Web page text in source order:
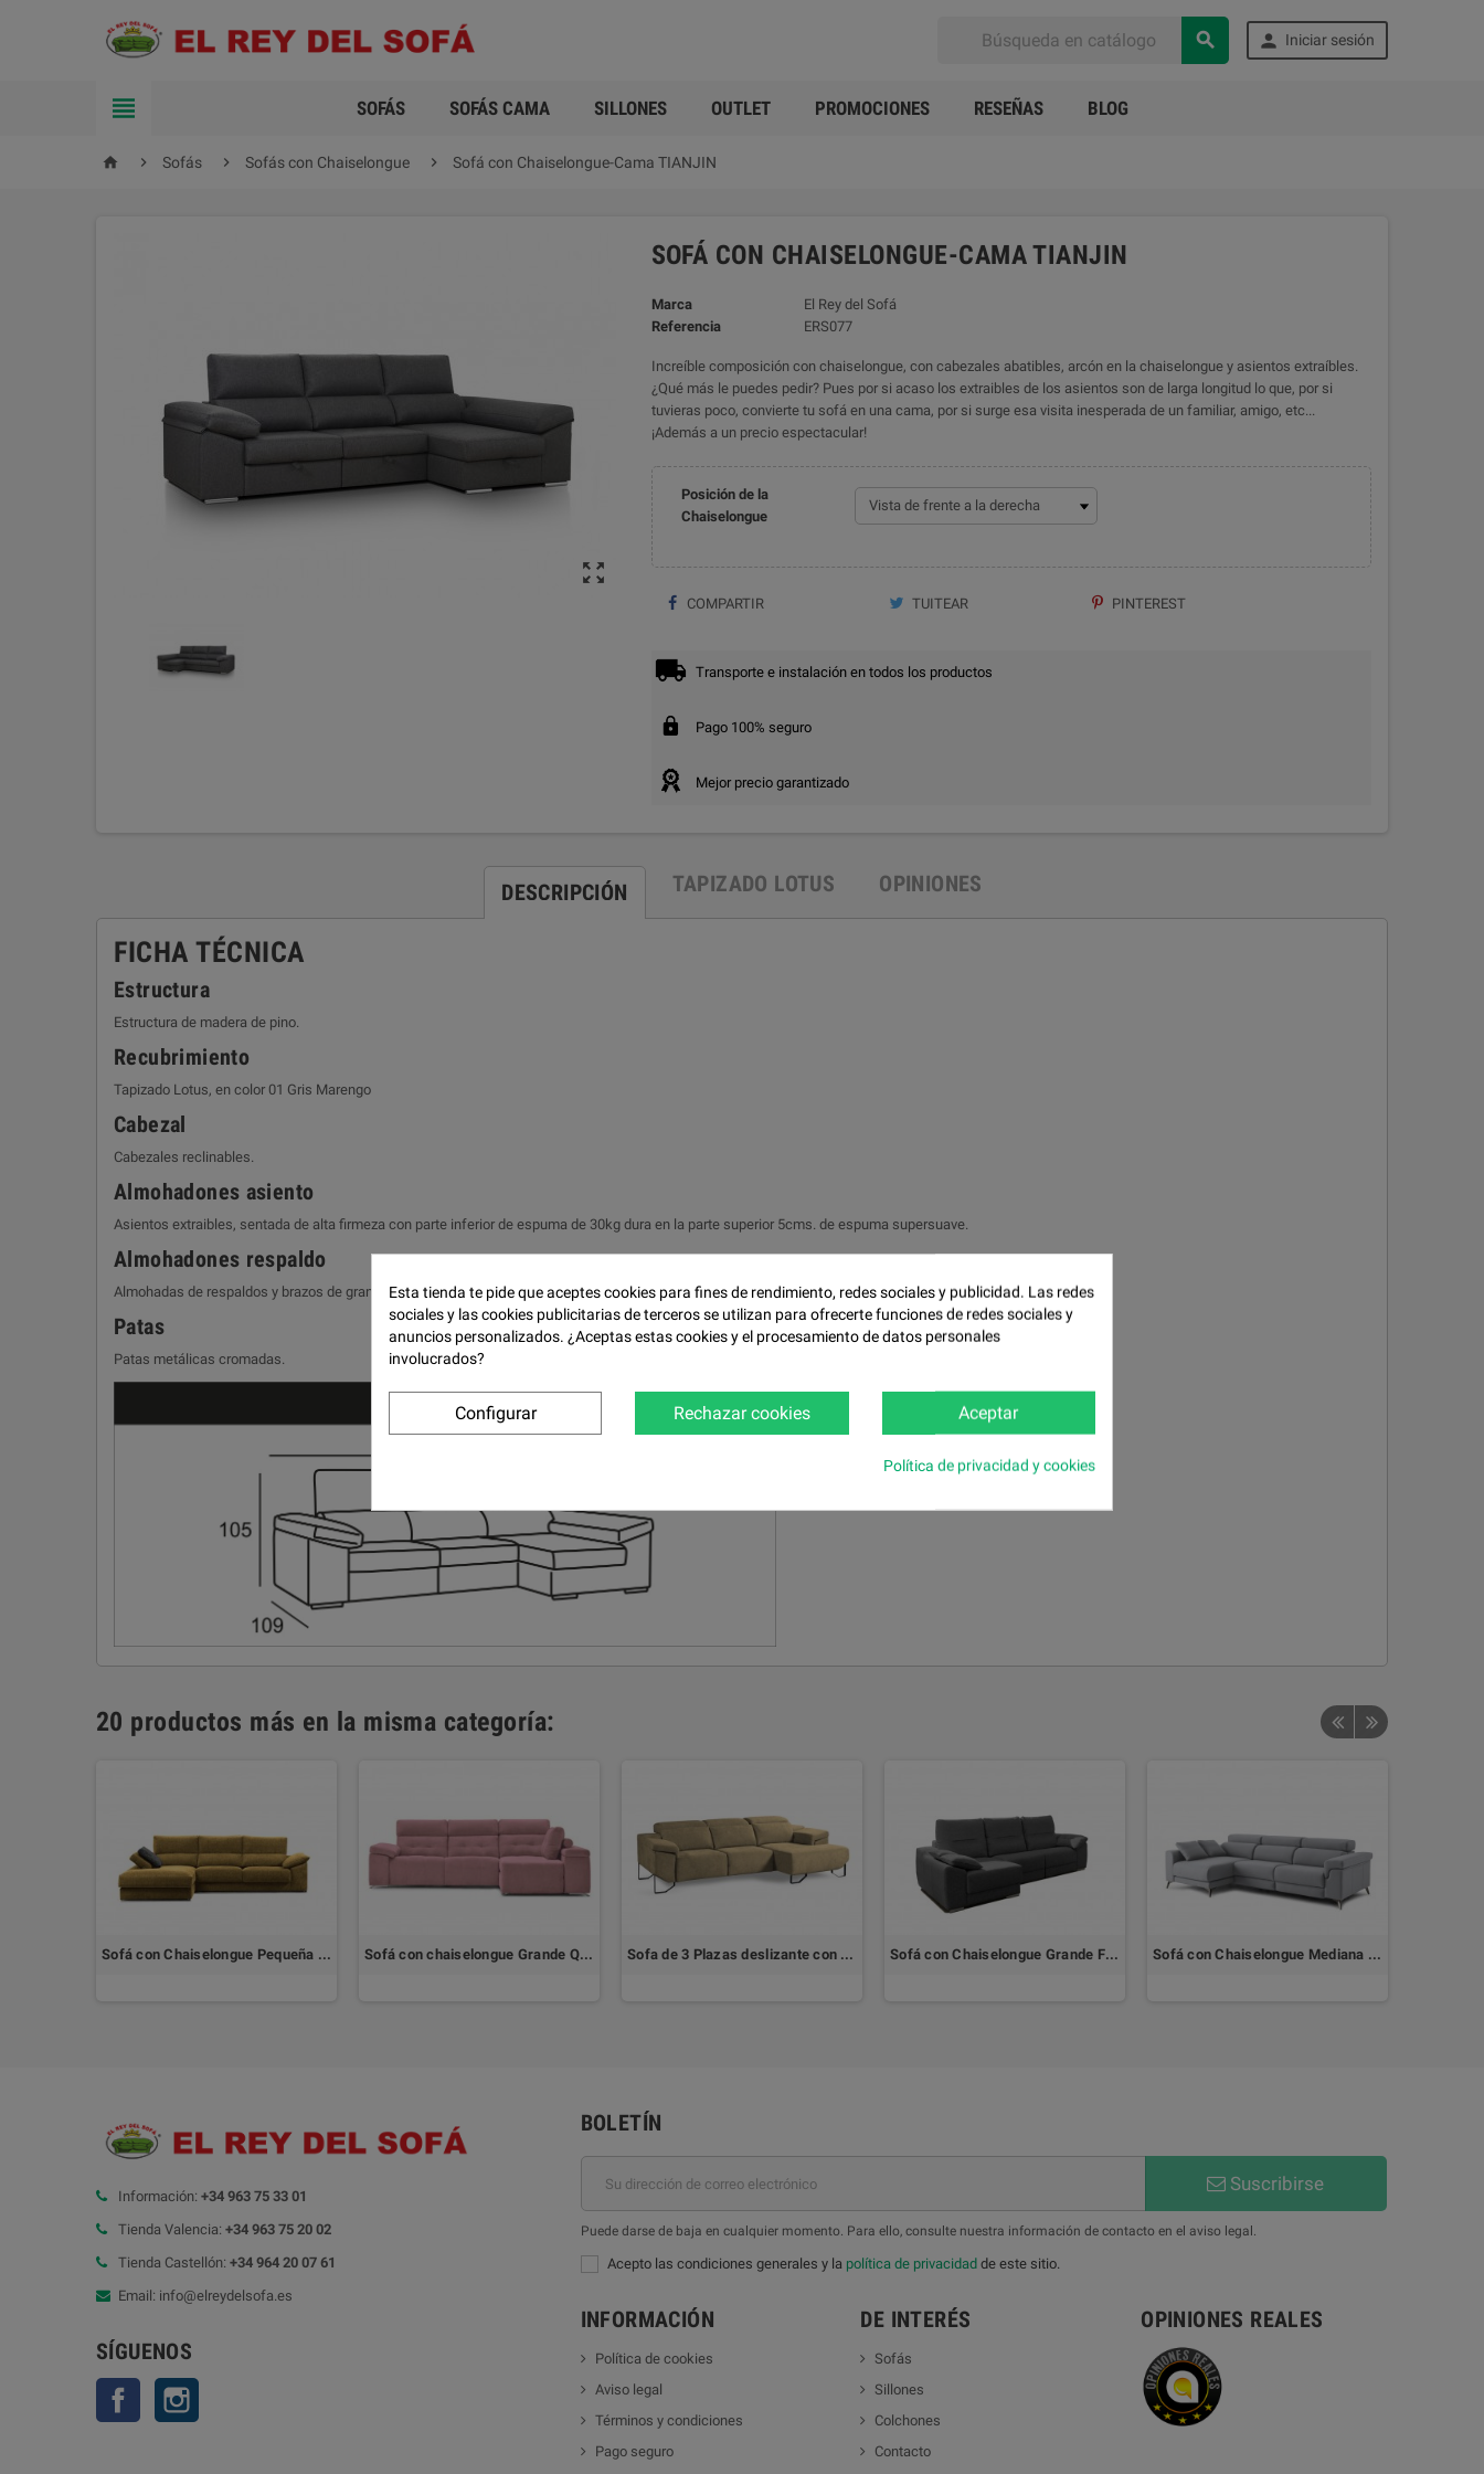
  Iniciar sesión
 SOFÁS SOFÁS CAMA SILLONES OUTLET PROMOCIONES RESEÑAS BLOG
  Sofás  Sofás con Chaiselongue  Sofá con Chaiselongue-Cama TIANJIN

SOFÁ CON CHAISELONGUE-CAMA TIANJIN
Marca
El Rey del Sofá
Referencia
ERS077
Increíble composición con chaiselongue, con cabezales abatibles, arcón en la chaiselongue y asientos extraíbles.
¿Qué más le puedes pedir? Pues por si acaso los extraibles de los asientos son de larga longitud lo que, por si
tuvieras poco, convierte tu sofá en una cama, por si surge esa visita inesperada de un familiar, amigo, etc...
¡Además a un precio espectacular!
Posición de la
Chaiselongue
COMPARTIR TUITEAR PINTEREST
Transporte e instalación en todos los productos
Pago 100% seguro
Mejor precio garantizado
DESCRIPCIÓN TAPIZADO LOTUS OPINIONES
FICHA TÉCNICA
Estructura
Estructura de madera de pino.
Recubrimiento
Tapizado Lotus, en color 01 Gris Marengo
Cabezal
Cabezales reclinables.
Almohadones asiento
Asientos extraibles, sentada de alta firmeza con parte inferior de espuma de 30kg dura en la parte superior 5cms. de espuma supersuave.
Almohadones respaldo
Almohadas de respaldos y brazos de gran suavidad con rellenos de fibra hueca siliconada virgen.
Patas
Patas metálicas cromadas.
20 productos más en la misma categoría:
Sofá con Chaiselongue Pequeña TORONTO Sofá con chaiselongue Grande QUEEN by ACHE Sofa de 3 Plazas deslizante con Chaiselongue BERLIN Sofá con Chaiselongue Grande FRANKFURT Sofá con Chaiselongue Mediana DESCANSA by TOP TAPIZADOS
Información: +34 963 75 33 01
Tienda Valencia: +34 963 75 20 02
Tienda Castellón: +34 964 20 07 61
Email: info@elreydelsofa.es
SÍGUENOS
Facebook
BOLETÍN
Suscribirse
Puede darse de baja en cualquier momento. Para ello, consulte nuestra información de contacto en el aviso legal.
Acepto las condiciones generales y la política de privacidad de este sitio.
INFORMACIÓN
Política de cookies
Aviso legal
Términos y condiciones
Pago seguro
DE INTERÉS
Sofás
Sillones
Colchones
Contacto
OPINIONES REALES
Esta tienda te pide que aceptes cookies para fines de rendimiento, redes sociales y publicidad. Las redes
sociales y las cookies publicitarias de terceros se utilizan para ofrecerte funciones de redes sociales y
anuncios personalizados. ¿Aceptas estas cookies y el procesamiento de datos personales
involucrados?
Aceptar
Rechazar cookies
Configurar
Política de privacidad y cookies